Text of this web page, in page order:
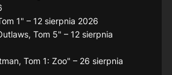
1" – 12 sierpnia 2026
Tom 5" – 12 sierpnia
Tom 1: Zoo" – 26 sierpnia